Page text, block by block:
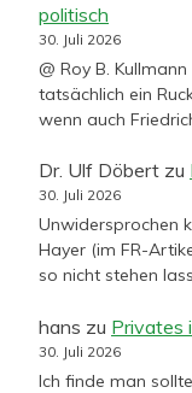
politisch
30. Juli 2026
@ Roy B.
tatsächlich ein
wenn auch
Dr. Ulf Döbert zu
30. Juli 2026
Unwidersprochen
Hayer (im FR-
so nicht stehen
hans zu Privates
30. Juli 2026
Ich finde man